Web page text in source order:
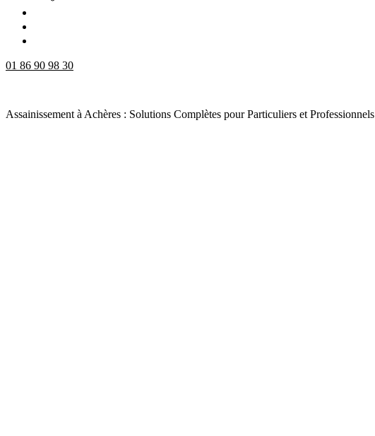
01 86 90 98 30
Assainissement à Achères : Solutions Complètes pour Particuliers et Professionnels